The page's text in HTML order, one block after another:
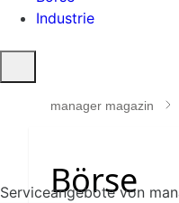
Industrie
öffnen
manager magazin
Serviceangebote von